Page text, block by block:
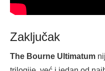
Zaključak
The Bourne Ultimatum